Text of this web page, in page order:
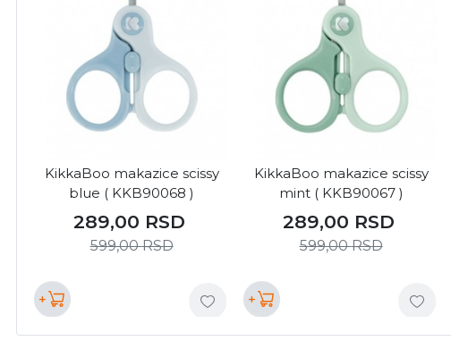
KikkaBoo makazice scissy
blue ( KKB90068 )
289,00 RSD
599,00RSD
+
KikkaBoo makazice scissy
mint ( KKB90067 )
289,00 RSD
599,00RSD
+